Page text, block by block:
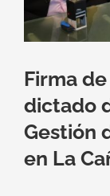
Firma
dictado
Gestión
en La